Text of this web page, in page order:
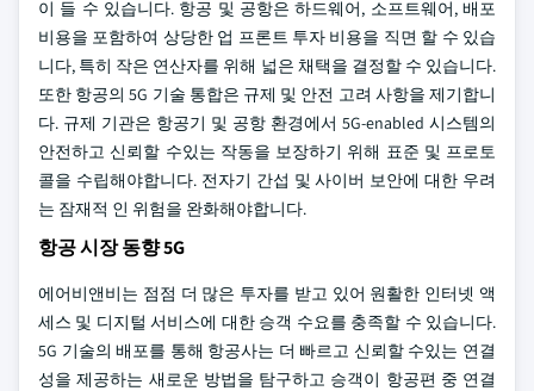
이 들 수 있습니다. 항공 및 공항은 하드웨어, 소프트웨어, 배포
비용을 포함하여 상당한 업 프론트 투자 비용을 직면 할 수 있습
니다, 특히 작은 연산자를 위해 넓은 채택을 결정할 수 있습니다.
또한 항공의 5G 기술 통합은 규제 및 안전 고려 사항을 제기합니
다. 규제 기관은 항공기 및 공항 환경에서 5G-enabled 시스템의
안전하고 신뢰할 수있는 작동을 보장하기 위해 표준 및 프로토
콜을 수립해야합니다. 전자기 간섭 및 사이버 보안에 대한 우려
는 잠재적 인 위험을 완화해야합니다.
항공 시장 동향 5G
에어비앤비는 점점 더 많은 투자를 받고 있어 원활한 인터넷 액
세스 및 디지털 서비스에 대한 승객 수요를 충족할 수 있습니다.
5G 기술의 배포를 통해 항공사는 더 빠르고 신뢰할 수있는 연결
성을 제공하는 새로운 방법을 탐구하고 승객이 항공편 중 연결